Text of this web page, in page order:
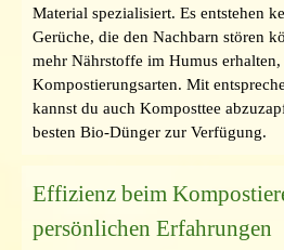
Material spezialisiert. Es entstehen
Gerüche, die den Nachbarn stören
mehr Nährstoffe im Humus erhalten,
Kompostierungsarten. Mit
kannst du auch Komposttee
besten Bio-Dünger zur Verfügung.
Effizienz beim
persönlichen Erfahrungen